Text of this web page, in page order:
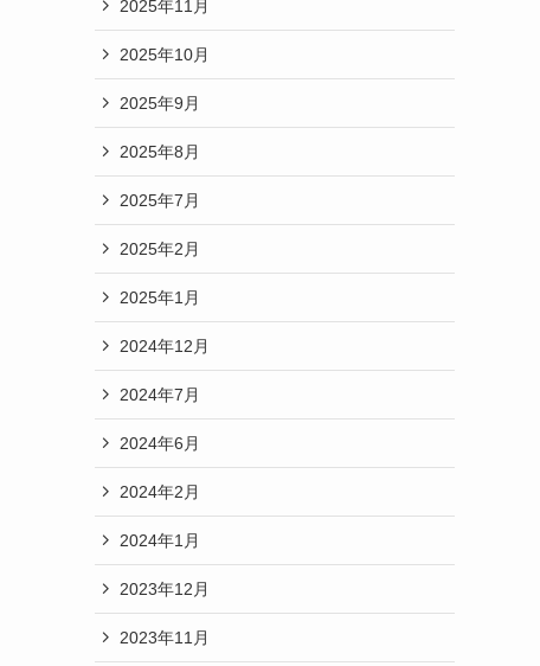
2025年11月
2025年10月
2025年9月
2025年8月
2025年7月
2025年2月
2025年1月
2024年12月
2024年7月
2024年6月
2024年2月
2024年1月
2023年12月
2023年11月